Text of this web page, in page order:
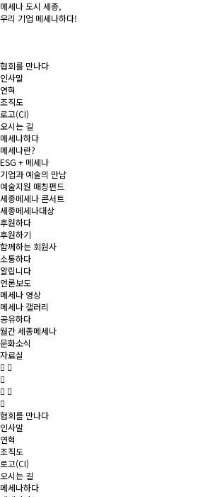
메세나 도시 세종,
우리 기업 메세나하다!
협회를 만나다
인사말
연혁
조직도
로고(CI)
오시는 길
메세나하다
메세나란?
ESG + 메세나
기업과 예술의 만남
예술지원 매칭펀드
세종메세나 콘서트
세종메세나대상
후원하다
후원하기
함께하는 회원사
소통하다
알립니다
언론보도
메세나 영상
메세나 갤러리
공유하다
월간 세종메세나
문화소식
자료실
협회를 만나다
인사말
연혁
조직도
로고(CI)
오시는 길
메세나하다